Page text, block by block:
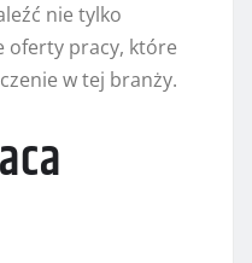
nie tylko
oferty pracy, które
w tej branży.